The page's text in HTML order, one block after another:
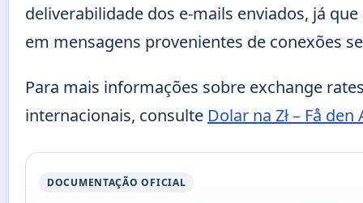
deliverabilidade dos e-mails enviados, já
em mensagens provenientes de conexões
Para mais informações sobre exchange
internacionais, consulte Dolar na Zł – Få
DOCUMENTAÇÃO OFICIAL